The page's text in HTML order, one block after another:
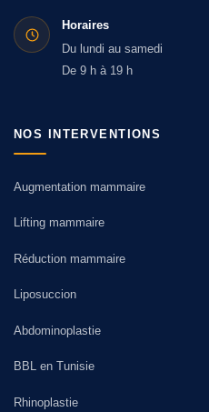
Horaires
Du lundi au samedi
De 9 h à 19 h
NOS INTERVENTIONS
Augmentation mammaire
Lifting mammaire
Réduction mammaire
Liposuccion
Abdominoplastie
BBL en Tunisie
Rhinoplastie